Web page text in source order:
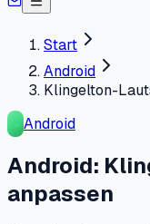
Start
Android
Klingelton-
Android
Android:
anpassen